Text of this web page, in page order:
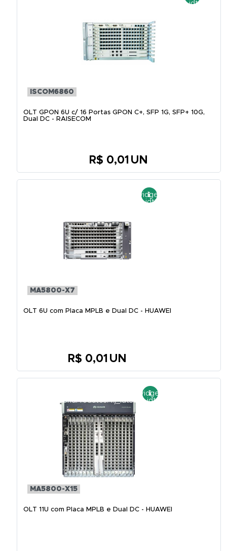
ISCOM6860
OLT GPON 6U c/ 16 Portas GPON C+, SFP 1G, SFP+ 10G,
Dual DC - RAISECOM
R$ 0,01 UN
MA5800-X7
OLT 6U com Placa MPLB e Dual DC - HUAWEI
R$ 0,01 UN
MA5800-X15
OLT 11U com Placa MPLB e Dual DC - HUAWEI